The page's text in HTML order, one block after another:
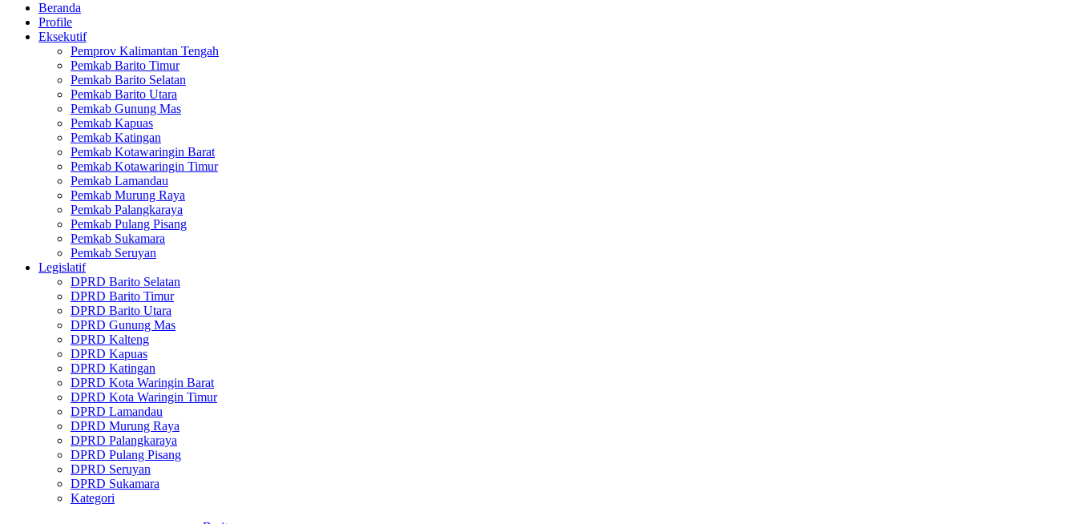
Beranda
Profile
Eksekutif
Pemprov Kalimantan Tengah
Pemkab Barito Timur
Pemkab Barito Selatan
Pemkab Barito Utara
Pemkab Gunung Mas
Pemkab Kapuas
Pemkab Katingan
Pemkab Kotawaringin Barat
Pemkab Kotawaringin Timur
Pemkab Lamandau
Pemkab Murung Raya
Pemkab Palangkaraya
Pemkab Pulang Pisang
Pemkab Sukamara
Pemkab Seruyan
Legislatif
DPRD Barito Selatan
DPRD Barito Timur
DPRD Barito Utara
DPRD Gunung Mas
DPRD Kalteng
DPRD Kapuas
DPRD Katingan
DPRD Kota Waringin Barat
DPRD Kota Waringin Timur
DPRD Lamandau
DPRD Murung Raya
DPRD Palangkaraya
DPRD Pulang Pisang
DPRD Seruyan
DPRD Sukamara
Kategori